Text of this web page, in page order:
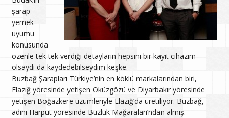
şarap-
yemek
uyumu
konusunda
özenle tek tek verdiği detayların hepsini bir kayıt cihazım
olsaydı da kaydedebilseydim keşke.
Buzbağ Şarapları Türkiye’nin en köklü markalarından biri,
Elazığ yöresinde yetişen Öküzgözü ve Diyarbakır yöresinde
yetişen Boğazkere üzümleriyle Elazığ’da üretiliyor. Buzbağ,
adını Harput yöresinde Buzluk Mağaraları’ndan almış.